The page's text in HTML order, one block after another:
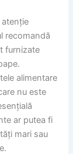
recomandă
furnizate
alimentare
nu este
ar putea fi
mari sau